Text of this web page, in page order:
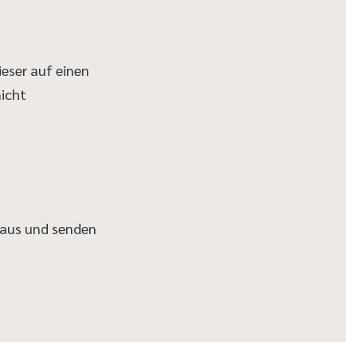
auf einen
und senden